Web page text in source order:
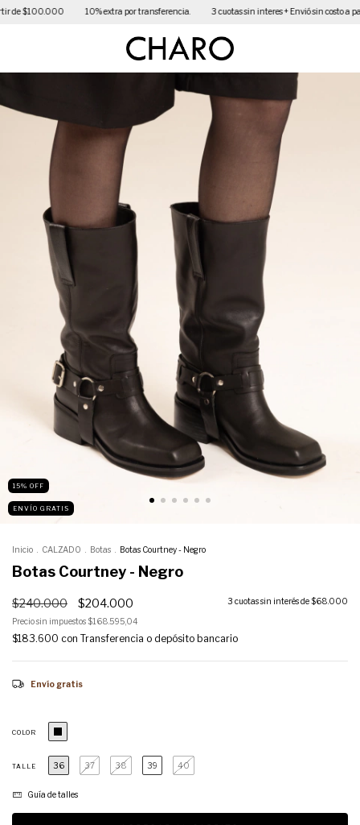
de $100.000 10% extra por transferencia. 3 cuotas sin interes + Envió sin costo a
15% OFF
ENVÍO GRATIS
Inicio CALZADO Botas Botas Courtney - Negro
Botas Courtney - Negro
$240.000 $204.000 3 cuotas sin interés de$68.000
Precio sin impuestos$168.595,04
$183.600 con Transferencia o depósito bancario
Envío gratis
COLOR
TALLE 36 37 38 39 40
Guía de talles